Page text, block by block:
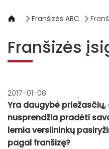
Franšizės ABC
Franšizės
2017-01-08
Yra daugybė priežasčių,
nusprendžia pradėti
lemia verslininkų
pagal franšizę?